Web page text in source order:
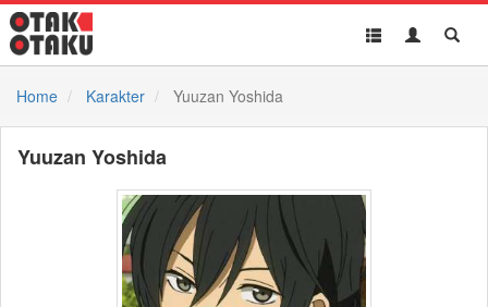
Toggle
Toggle
Home
Karakter Yuuzan Yoshida
Yuuzan Yoshida